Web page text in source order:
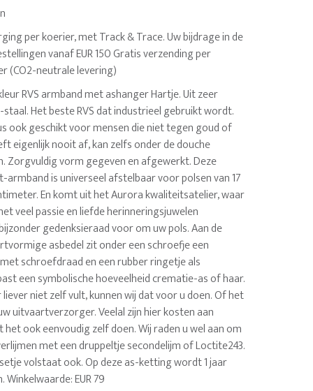
per koerier, met Track & Trace. Uw bijdrage in de
vanaf EUR 150 Gratis verzending per
(CO2-neutrale levering)
RVS armband met ashanger Hartje. Uit zeer
Het beste RVS dat industrieel gebruikt wordt.
ook geschikt voor mensen die niet tegen goud of
eigenlijk nooit af, kan zelfs onder de douche
Zorgvuldig vorm gegeven en afgewerkt. Deze
armband is universeel afstelbaar voor polsen van 17
En komt uit het Aurora kwaliteitsatelier, waar
veel passie en liefde herinneringsjuwelen
gedenksieraad voor om uw pols. Aan de
asbedel zit onder een schroefje een
schroefdraad en een rubber ringetje als
een symbolische hoeveelheid crematie-as of haar.
liever niet zelf vult, kunnen wij dat voor u doen. Of het
uitvaartverzorger. Veelal zijn hier kosten aan
het ook eenvoudig zelf doen. Wij raden u wel aan om
met een druppeltje secondelijm of Loctite243.
volstaat ook. Op deze as-ketting wordt 1 jaar
EUR 79